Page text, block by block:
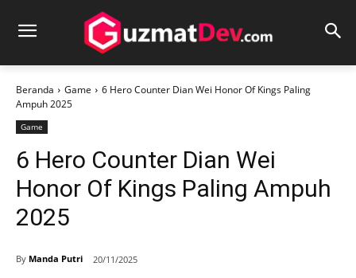
Beranda Game
6 Hero Counter Dian Wei Honor Of Kings Paling
Ampuh 2025
Game
6 Hero Counter Dian Wei
Honor Of Kings Paling Ampuh
2025
By Manda Putri 20/11/2025